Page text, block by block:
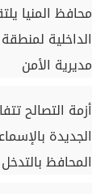
محافظ المنيا
الداخلية
مديرية الأمن
أزمة التصالح
الجديدة
المحافظ بالتدخل